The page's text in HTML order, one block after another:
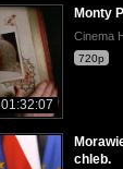
01:32:07
Monty
Cinema
720p
chleb.